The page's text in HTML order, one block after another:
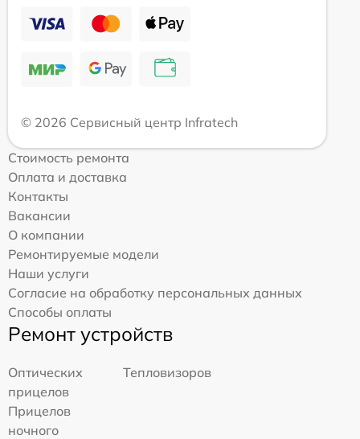
© 2026 Сервисный центр Infratech
Стоимость ремонта
Оплата и доставка
Контакты
Вакансии
О компании
Ремонтируемые модели
Наши услуги
Согласие на обработку персональных данных
Способы оплаты
Ремонт устройств
Оптических
прицелов
Тепловизоров
Прицелов
ночного